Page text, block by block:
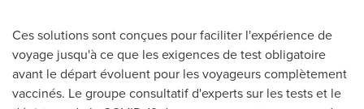
Ces solutions sont conçues pour faciliter l'expérience de
voyage jusqu'à ce que les exigences de test obligatoire
avant le départ évoluent pour les voyageurs complètement
vaccinés. Le groupe consultatif d'experts sur les tests et le